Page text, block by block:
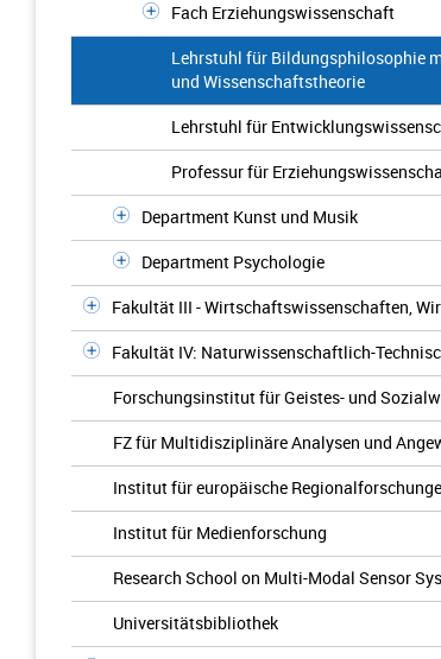
Fach Erziehungswissenschaft
Lehrstuhl für Bildungsphilosophie
und Wissenschaftstheorie
Lehrstuhl für
Professur für
Department Kunst und Musik
Department Psychologie
Fakultät III - Wirtschaftswissenschaften,
Fakultät IV: Naturwissenschaftlich-
Forschungsinstitut für Geistes- und
FZ für Multidisziplinäre Analysen und
Institut für europäische
Institut für Medienforschung
Research School on Multi-Modal Sensor
Universitätsbibliothek